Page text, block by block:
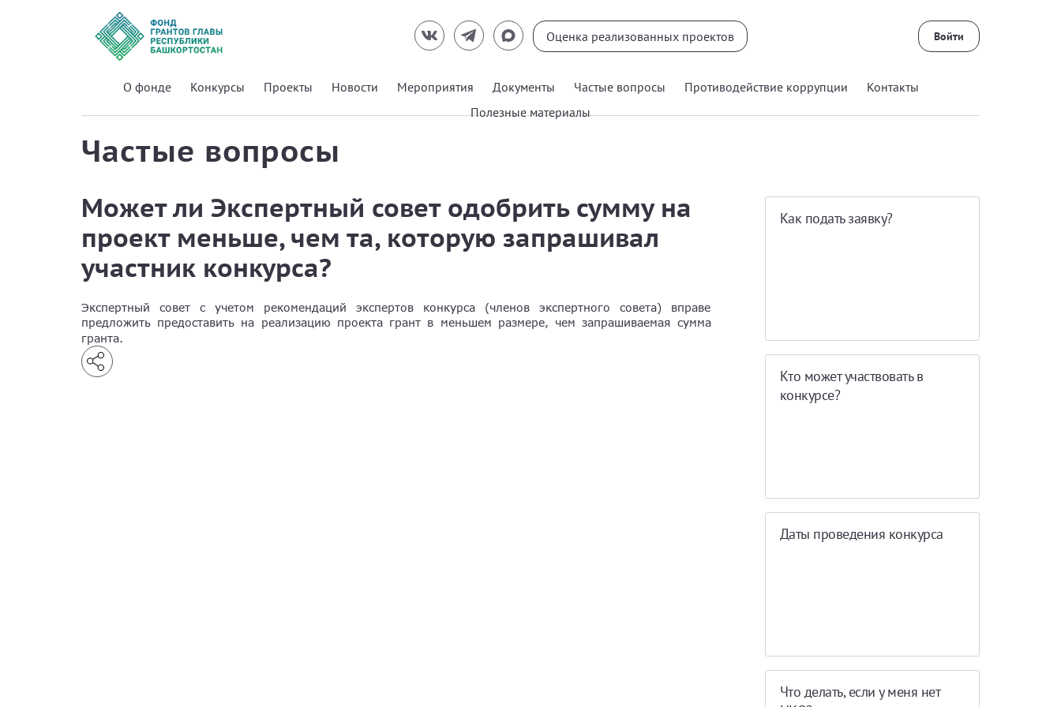
Войти
О фонде Конкурсы Проекты Новости Мероприятия Документы Частые вопросы Противодействие коррупции
Контакты
Полезные материалы
Частые вопросы
Может ли Экспертный совет одобрить сумму на
проект меньше, чем та, которую запрашивал
участник конкурса?
Экспертный совет с учетом рекомендаций экспертов конкурса (членов экспертного совета) вправе
предложить предоставить на реализацию проекта грант в меньшем размере, чем запрашиваемая сумма
гранта.
Как подать заявку?
Кто может участвовать в
конкурсе?
Даты проведения конкурса
Что делать, если у меня нет